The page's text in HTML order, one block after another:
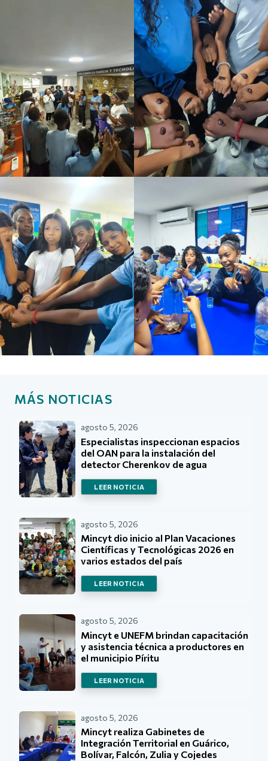
MÁS NOTICIAS
agosto 5, 2026
Especialistas inspeccionan espacios
del OAN para la instalación del
detector Cherenkov de agua
LEER NOTICIA
agosto 5, 2026
Mincyt dio inicio al Plan Vacaciones
Científicas y Tecnológicas 2026 en
varios estados del país
LEER NOTICIA
agosto 5, 2026
Mincyt e UNEFM brindan capacitación
y asistencia técnica a productores en
el municipio Píritu
LEER NOTICIA
agosto 5, 2026
Mincyt realiza Gabinetes de
Integración Territorial en Guárico,
Bolívar, Falcón, Zulia y Cojedes